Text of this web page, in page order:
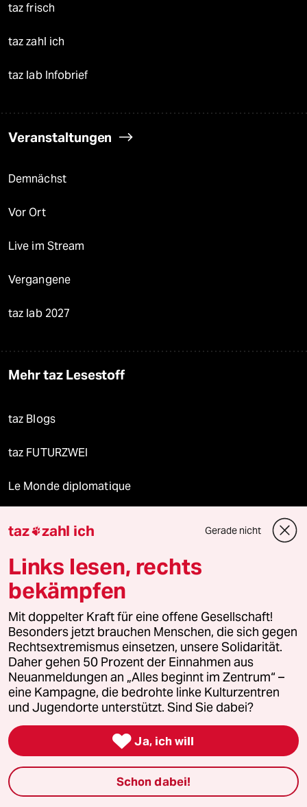
taz frisch
taz zahl ich
taz lab Infobrief
Veranstaltungen
Demnächst
Vor Ort
Live im Stream
Vergangene
taz lab 2027
Mehr taz Lesestoff
taz Blogs
taz FUTURZWEI
Le Monde diplomatique
Mehr taz Angebote
Reisen
Kantine
Shop
Anzeigen
Fragen & Hilfe
taz zahl ich Gerade nicht
Links lesen, rechts
bekämpfen
Mit doppelter Kraft für eine offene Gesellschaft!
Besonders jetzt brauchen Menschen, die sich gegen
Rechtsextremismus einsetzen, unsere Solidarität.
Daher gehen 50 Prozent der Einnahmen aus
Neuanmeldungen an „Alles beginnt im Zentrum“ –
eine Kampagne, die bedrohte linke Kulturzentren
und Jugendorte unterstützt. Sind Sie dabei?
 Ja, ich will
Schon dabei!